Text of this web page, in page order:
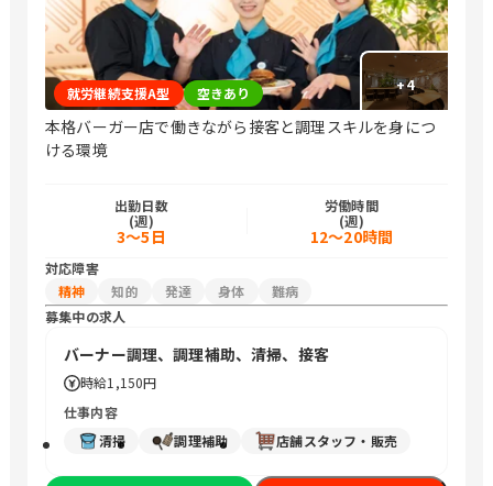
+4
就労継続支援A型 空きあり
本格バーガー店で働きながら接客と調理スキルを身につ
ける環境
出勤日数
(週)
3～5日
労働時間
(週)
12～20時間
対応障害
精神
知的 発達 身体
難病
募集中の求人
バーナー調理、調理補助、清掃、接客
時給1,150円
仕事内容
清掃
調理補助 店舗スタッフ・販売